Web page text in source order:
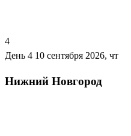
4
День 4 10 сентября 2026, чт
Нижний Новгород